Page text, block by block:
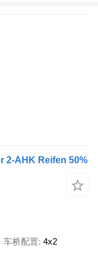
2-AHK Reifen 50%
车桥配置 4x2